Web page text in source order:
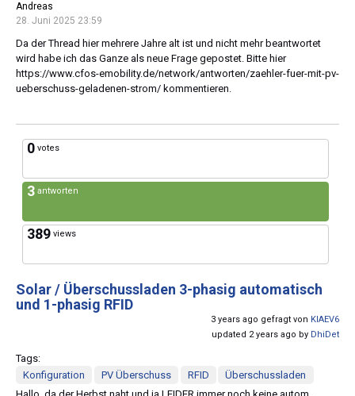
Andreas
28. Juni 2025 23:59
Da der Thread hier mehrere Jahre alt ist und nicht mehr beantwortet
wird habe ich das Ganze als neue Frage gepostet. Bitte hier
https://www.cfos-emobility.de/network/antworten/zaehler-fuer-mit-pv-
ueberschuss-geladenen-strom/ kommentieren.
0 votes
3 antworten
389 views
Solar / Überschussladen 3-phasig automatisch
und 1-phasig RFID
3 years ago gefragt von KIAEV6
updated 2 years ago by DhiDet
Tags:
Konfiguration
PV Überschuss RFID
Überschussladen